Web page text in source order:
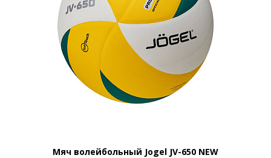
Мяч волейбольный Jogel JV-650 NEW